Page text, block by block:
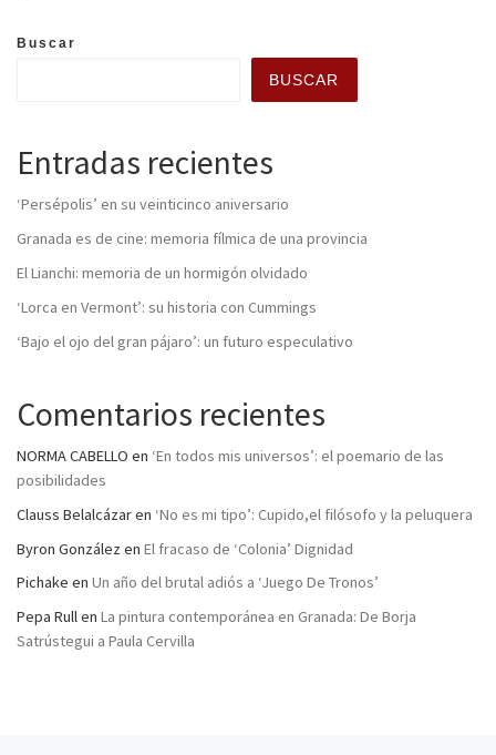
Buscar
BUSCAR
Entradas recientes
‘Persépolis’ en su veinticinco aniversario
Granada es de cine: memoria fílmica de una provincia
El Lianchi: memoria de un hormigón olvidado
‘Lorca en Vermont’: su historia con Cummings
‘Bajo el ojo del gran pájaro’: un futuro especulativo
Comentarios recientes
NORMA CABELLO en ‘En todos mis universos’: el poemario de las
posibilidades
Clauss Belalcázaren ‘No es mi tipo’: Cupido,el filósofo y la peluquera
Byron González en El fracaso de ‘Colonia’ Dignidad
Pichake en Un año del brutal adiós a ‘Juego De Tronos’
Pepa Rullen La pintura contemporánea en Granada: De Borja
Satrústegui a Paula Cervilla